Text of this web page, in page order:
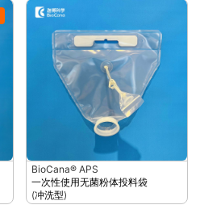
BioCana® APS
一次性使用无菌粉体投料袋
(冲洗型)